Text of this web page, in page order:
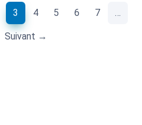
3 (current)
4 5 6 7 …
Suivant →